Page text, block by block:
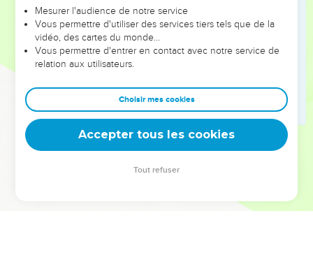
leur foi ou leur vision. Mais on voit moins les doutes, les erreurs
et les saisons difficiles qu'ils ont traversés, alors même que ce
sont elles qui les ont façonnés.
Dans cette conférence, leaders, entrepreneurs, et responsables
clés pour avancer avec plus de sagesse afin que leurs erreurs
deviennent vos tremplins. Que vous guidiez un ministère, une
équipe, un groupe ou une famille, leur expérience est faite
Mesurer l'audience de notre service
Vous permettre d'utiliser des services tiers tels que de la
vidéo, des cartes du monde…
Vous permettre d'entrer en contact avec notre service de
relation aux utilisateurs.
Choisir mes cookies
Accepter tous les cookies
Tout refuser